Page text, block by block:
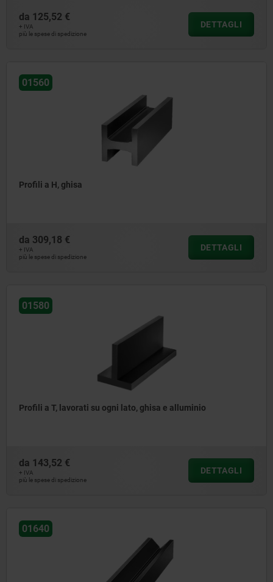
da 125,52 €
+ IVA
più le spese di spedizione
DETTAGLI
01560
Profili a H, ghisa
da 309,18 €
+ IVA
più le spese di spedizione
DETTAGLI
01580
Profili a T, lavorati su ogni lato, ghisa e alluminio
da 143,52 €
+ IVA
più le spese di spedizione
DETTAGLI
01640